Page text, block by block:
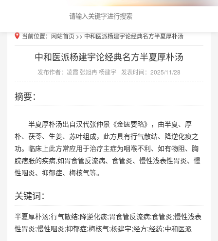
当前位置： 网站首页 >> 中和医派杨建宇论经典名方半夏厚朴汤
中和医派杨建宇论经典名方半夏厚朴汤
发布作者：凌霞 张旭冉 杨建宇 发表时间：2025/11/28
摘要：
半夏厚朴汤出自汉代张仲景《金匮要略》，由半夏、厚
朴、茯苓、生姜、苏叶组成，此方具有行气散结、降逆化痰之
功。临床上此方常应用于治疗主症为咽喉不利、如有物阻、胸
脘痞胀的疾病,如胃食管反流病、食管炎、慢性浅表性胃炎、慢
性咽炎、抑郁症、梅核气等。
关键词：
半夏厚朴汤;行气散结;降逆化痰;胃食管反流病;食管炎;慢性浅表
性胃炎;慢性咽炎;抑郁症;梅核气;杨建宇;经方;经药;中和医派